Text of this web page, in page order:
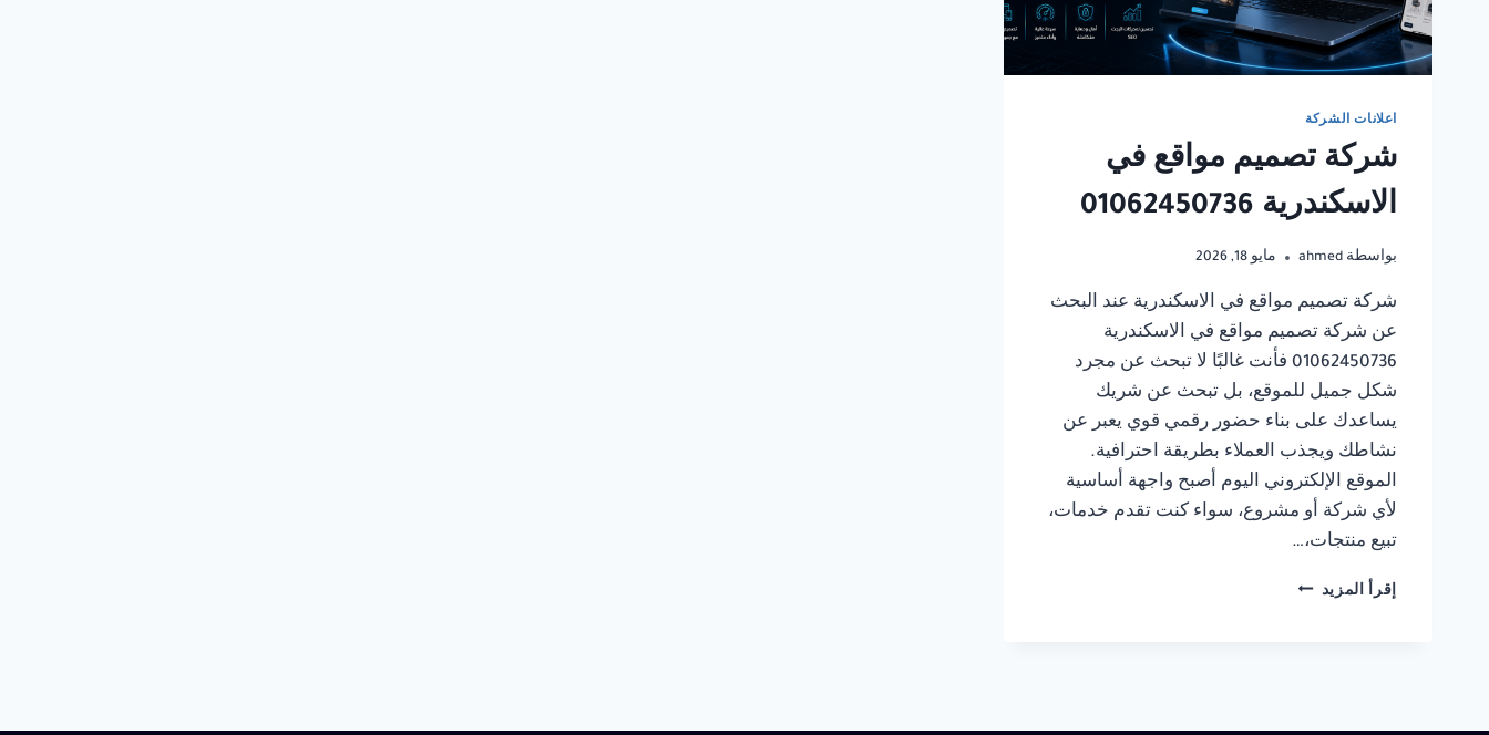
اعلانات الشركة
شركة تصميم مواقع في
الاسكندرية 01062450736
بواسطة ahmed مايو 18, 2026
شركة تصميم مواقع في الاسكندرية عند البحث
عن شركة تصميم مواقع في الاسكندرية
01062450736 فأنت غالبًا لا تبحث عن مجرد
شكل جميل للموقع، بل تبحث عن شريك
يساعدك على بناء حضور رقمي قوي يعبر عن
نشاطك ويجذب العملاء بطريقة احترافية.
الموقع الإلكتروني اليوم أصبح واجهة أساسية
لأي شركة أو مشروع، سواء كنت تقدم خدمات،
تبيع منتجات،…
إقرأ المزيد شركة